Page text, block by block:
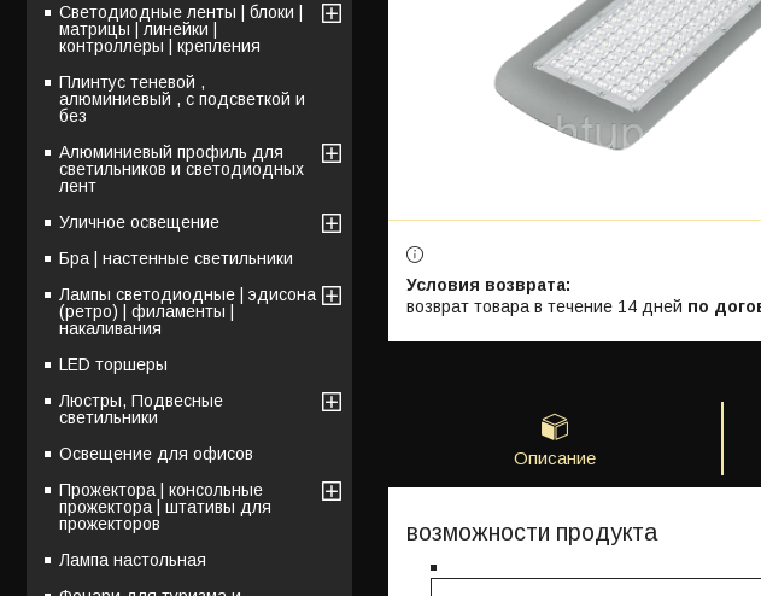
возврат товара в течение 14 дней по
Описание
возможности продукта
Светодиодные ленты | блоки |
матрицы | линейки |
контроллеры | крепления
Плинтус теневой ,
алюминиевый , с подсветкой и
без
Алюминиевый профиль для
светильников и светодиодных
лент
Уличное освещение
Бра | настенные светильники
Лампы светодиодные | эдисона
(ретро) | филаменты |
накаливания
LED торшеры
Люстры, Подвесные
светильники
Освещение для офисов
Прожектора | консольные
прожектора | штативы для
прожекторов
Лампа настольная